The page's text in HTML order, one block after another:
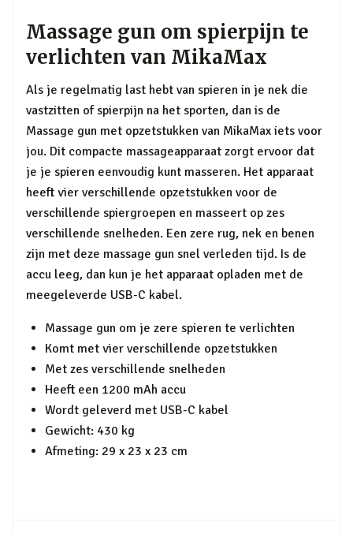
Massage gun om spierpijn te
verlichten van MikaMax
Als je regelmatig last hebt van spieren in je nek die
vastzitten of spierpijn na het sporten, dan is de
Massage gun met opzetstukken van MikaMax iets voor
jou. Dit compacte massageapparaat zorgt ervoor dat
je je spieren eenvoudig kunt masseren. Het apparaat
heeft vier verschillende opzetstukken voor de
verschillende spiergroepen en masseert op zes
verschillende snelheden. Een zere rug, nek en benen
zijn met deze massage gun snel verleden tijd. Is de
accu leeg, dan kun je het apparaat opladen met de
meegeleverde USB-C kabel.
Massage gun om je zere spieren te verlichten
Komt met vier verschillende opzetstukken
Met zes verschillende snelheden
Heeft een 1200 mAh accu
Wordt geleverd met USB-C kabel
Gewicht: 430 kg
Afmeting: 29 x 23 x 23 cm